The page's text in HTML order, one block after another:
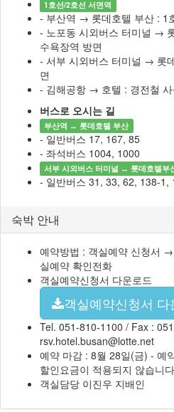
1호선/2호선 서면역
- 부산역 → 롯데호텔 부산 : 1
- 노포동 시외버스 터미널 →
수욕장역 방면
- 서부 시외버스 터미널 → 롯
면
- 김해공항 → 호텔 : 경전철
버스로 오시는 길
부산역 ↔ 롯데호텔 부산
- 일반버스 17, 167, 85
- 좌석버스 1004, 1000
서부 시외버스 터미널 ↔ 롯데호텔부
- 일반버스 31, 33, 62, 138-1,
숙박 안내
예약방법 : 객실예약 신청서
실예약 확인전화
객실예약신청서 다운로드
객실예약신청서 다
Tel. 051-810-1100 / Fax :
rsv.hotel.busan@lotte.net
예약 마감 : 8월 28일(금) - 예
할인요금이 적용되지 않습니
객실담당 이진우 지배인